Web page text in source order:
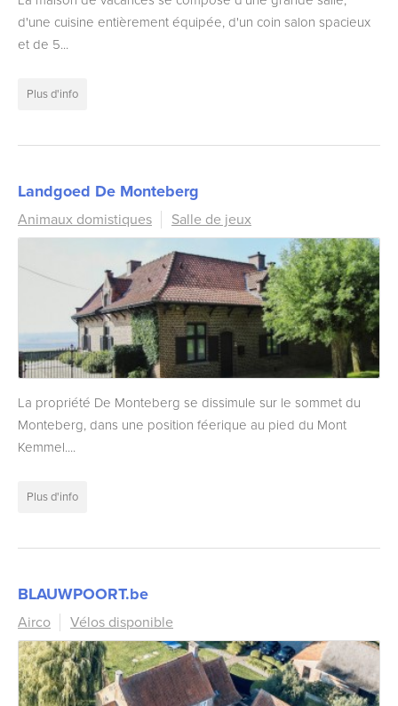
d'une cuisine entièrement équipée, d'un coin salon spacieux
et de 5...
Plus d'info
Landgoed De Monteberg
Animaux domistiques Salle de jeux
La propriété De Monteberg se dissimule sur le sommet du
Monteberg, dans une position féerique au pied du Mont
Kemmel....
Plus d'info
BLAUWPOORT.be
Airco Vélos disponible